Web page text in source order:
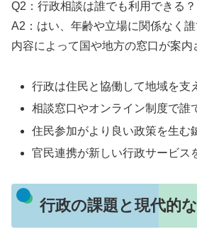
Q2：行政相談は誰でも利用できる？
A2：はい、年齢や立場に関係なく誰
内容によって国や地方の窓口が案内
行政は住民と協働して地域を支
相談窓口やオンライン制度で誰
住民参加がより良い政策を生む
官民連携が新しい行政サービス
行政の課題と現代的